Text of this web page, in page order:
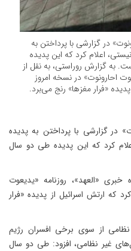
در گزارشی با پرداختن به
اعلام کرد که این پدیده
به گزارش روراستی، به نقل از
احارونوت» در نسخه امروز
«فرار مغزها» رنج می‌برد.
در گزارشی با پرداختن به پدیده
کرد که این پدیده طی دو سال
خبری «العهد»، روزنامه «یدیعوت
که ارتش اسرائیل از پدیده «فرار
از سوی برخی افسران رژیم
غیر نظامی، افزود: طی دو سال